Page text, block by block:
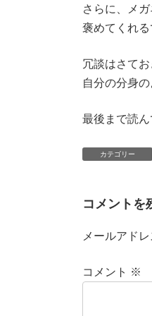
さらに、メ
褒めてくれる
冗談はさて
自分の分身
最後まで読ん
カテゴリー
コメントを
メールアド
コメント ※